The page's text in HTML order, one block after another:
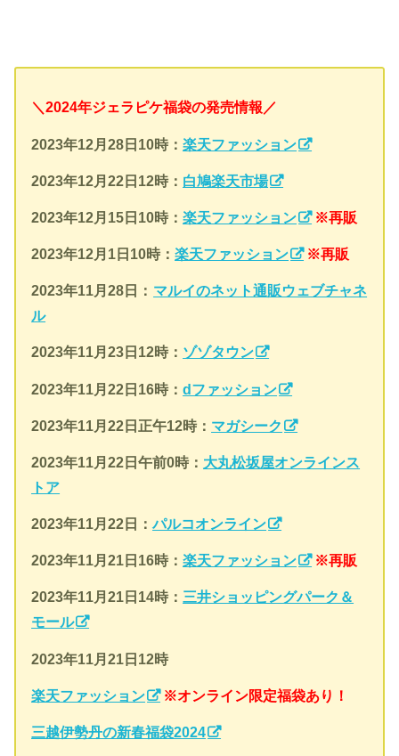
＼2024年ジェラピケ福袋の発売情報／
2023年12月28日10時：楽天ファッション
2023年12月22日12時： 白鳩楽天市場
2023年12月15日10時：楽天ファッション ※再販
2023年12月1日10時：楽天ファッション ※再販
2023年11月28日： マルイのネット通販ウェブチャネ
ル
2023年11月23日12時： ゾゾタウン
2023年11月22日16時：dファッション
2023年11月22日正午12時： マガシーク
2023年11月22日午前0時： 大丸松坂屋オンラインス
トア
2023年11月22日：パルコオンライン
2023年11月21日16時：楽天ファッション ※再販
2023年11月21日14時： 三井ショッピングパーク＆
モール
2023年11月21日12時
楽天ファッション ※オンライン限定福袋あり！
三越伊勢丹の新春福袋2024